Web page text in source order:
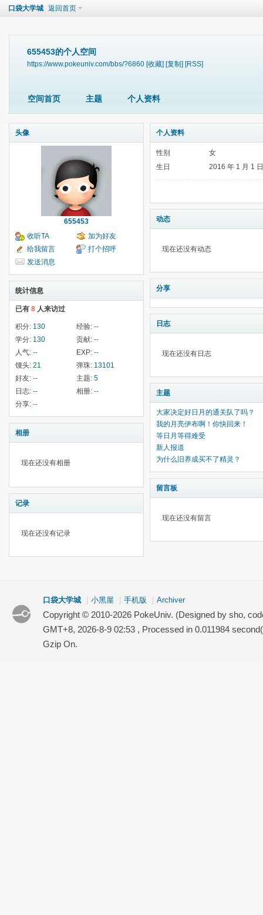
口袋大学城 返回首页
655453的个人空间
https://www.pokeuniv.com/bbs/?6860 [收藏] [复制] [RSS]
空间首页 主题 个人资料
头像
655453
收听TA
加为好友
给我留言
打个招呼
发送消息
统计信息
已有 8 人来访过
积分: 130 经验: --
学分: 130 贡献: --
人气: -- EXP: --
馒头: 21 弹珠: 13101
好友: -- 主题: 5
日志: -- 相册: --
分享: --
相册
现在还没有相册
记录
现在还没有记录
个人资料
性别
女
生日
2016 年 1 月 1 日
动态
现在还没有动态
分享
日志
现在还没有日志
主题
大家决定好日月的通关队了吗？
我的月亮伊布啊！你快回来！
等日月等得难受
新人报道
为什么旧养成买不了精灵？
留言板
现在还没有留言
口袋大学城 小黑屋 手机版 Archiver
Copyright © 2010-2026 PokeUniv. (Designed by sho,
GMT+8, 2026-8-9 02:53 , Processed in 0.011984
Gzip On.